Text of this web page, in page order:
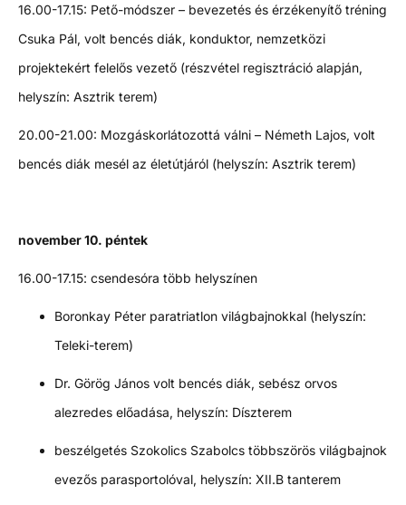
16.00-17.15: Pető-módszer – bevezetés és érzékenyítő tréning
Csuka Pál, volt bencés diák, konduktor, nemzetközi
projektekért felelős vezető (részvétel regisztráció alapján,
helyszín: Asztrik terem)
20.00-21.00: Mozgáskorlátozottá válni – Németh Lajos, volt
bencés diák mesél az életútjáról (helyszín: Asztrik terem)
november 10. péntek
16.00-17.15: csendesóra több helyszínen
Boronkay Péter paratriatlon világbajnokkal (helyszín:
Teleki-terem)
Dr. Görög János volt bencés diák, sebész orvos
alezredes előadása, helyszín: Díszterem
beszélgetés Szokolics Szabolcs többszörös világbajnok
evezős parasportolóval, helyszín: XII.B tanterem